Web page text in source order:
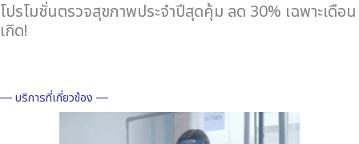
โปรโมชั่นตรวจสุขภาพประจำปีสุดคุ้ม ลด 30% เฉพาะเดือน
เกิด!
― บริการที่เกี่ยวข้อง ―